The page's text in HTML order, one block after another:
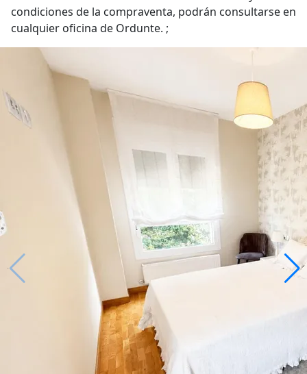
condiciones de la compraventa, podrán consultarse en
cualquier oficina de Ordunte. ;